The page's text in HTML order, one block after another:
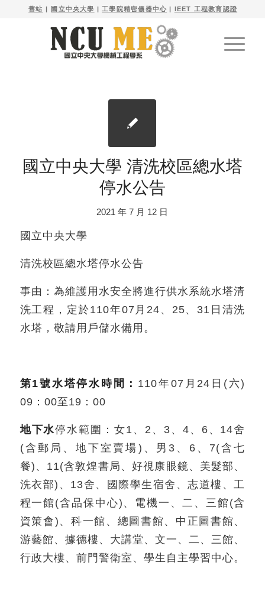
舊站 | 國立中央大學 | 工學院精密儀器中心 | IEET 工程教育認證
國立中央大學 清洗校區總水塔
停水公告
2021 年 7 月 12 日
國立中央大學
清洗校區總水塔停水公告
事由：為維護用水安全將進行供水系統水塔清
洗工程，定於110年07月24、25、31日清洗
水塔，敬請用戶儲水備用。
第1號水塔停水時間： 110年07月24日(六)
09：00至19：00
地下水停水範圍：女1、2、3、4、6、14舍
(含郵局、地下室賣場)、男3、6、7(含七
餐)、11(含敦煌書局、好視康眼鏡、美髮部、
洗衣部)、13舍、國際學生宿舍、志道樓、工
程一館(含品保中心)、電機一、二、三館(含
資策會)、科一館、總圖書館、中正圖書館、
游藝館、據德樓、大講堂、文一、二、三館、
行政大樓、前門警衛室、學生自主學習中心。